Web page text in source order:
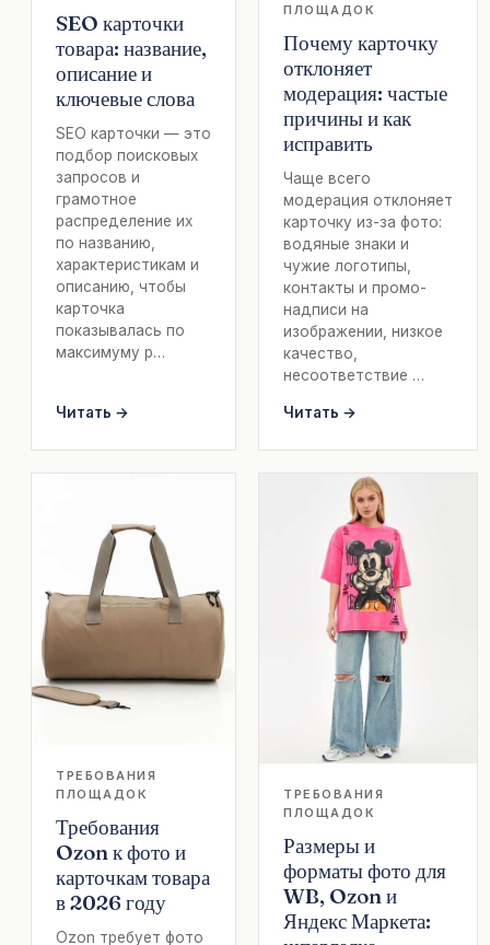
SEO карточки
товара: название,
описание и
ключевые слова
SEO карточки — это
подбор поисковых
запросов и
грамотное
распределение их
по названию,
характеристикам и
описанию, чтобы
карточка
показывалась по
максимуму р…
Читать →
ПЛОЩАДОК
Почему карточку
отклоняет
модерация: частые
причины и как
исправить
Чаще всего
модерация отклоняет
карточку из-за фото:
водяные знаки и
чужие логотипы,
контакты и промо-
надписи на
изображении, низкое
качество,
несоответствие …
Читать →
ТРЕБОВАНИЯ
ПЛОЩАДОК
Требования
Ozon к фото и
карточкам товара
в 2026 году
Ozon требует фото
ТРЕБОВАНИЯ
ПЛОЩАДОК
Размеры и
форматы фото для
WB, Ozon и
Яндекс Маркета: